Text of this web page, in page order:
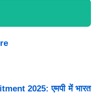
2025: एमपी में भारत